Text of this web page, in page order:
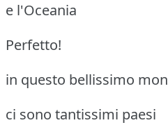
e l'Oceania
Perfetto!
in questo bellissimo
ci sono tantissimi paesi